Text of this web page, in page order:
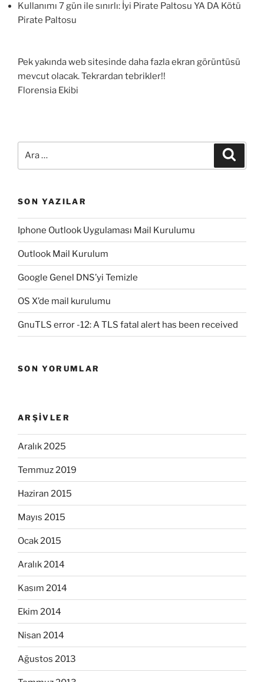
Kullanımı 7 gün ile sınırlı: İyi Pirate Paltosu YA DA Kötü
Pirate Paltosu
Pek yakında web sitesinde daha fazla ekran görüntüsü
mevcut olacak. Tekrardan tebrikler!!
Florensia Ekibi
SON YAZILAR
Iphone Outlook Uygulaması Mail Kurulumu
Outlook Mail Kurulum
Google Genel DNS’yi Temizle
OS X’de mail kurulumu
GnuTLS error -12: A TLS fatal alert has been received
SON YORUMLAR
ARŞIVLER
Aralık 2025
Temmuz 2019
Haziran 2015
Mayıs 2015
Ocak 2015
Aralık 2014
Kasım 2014
Ekim 2014
Nisan 2014
Ağustos 2013